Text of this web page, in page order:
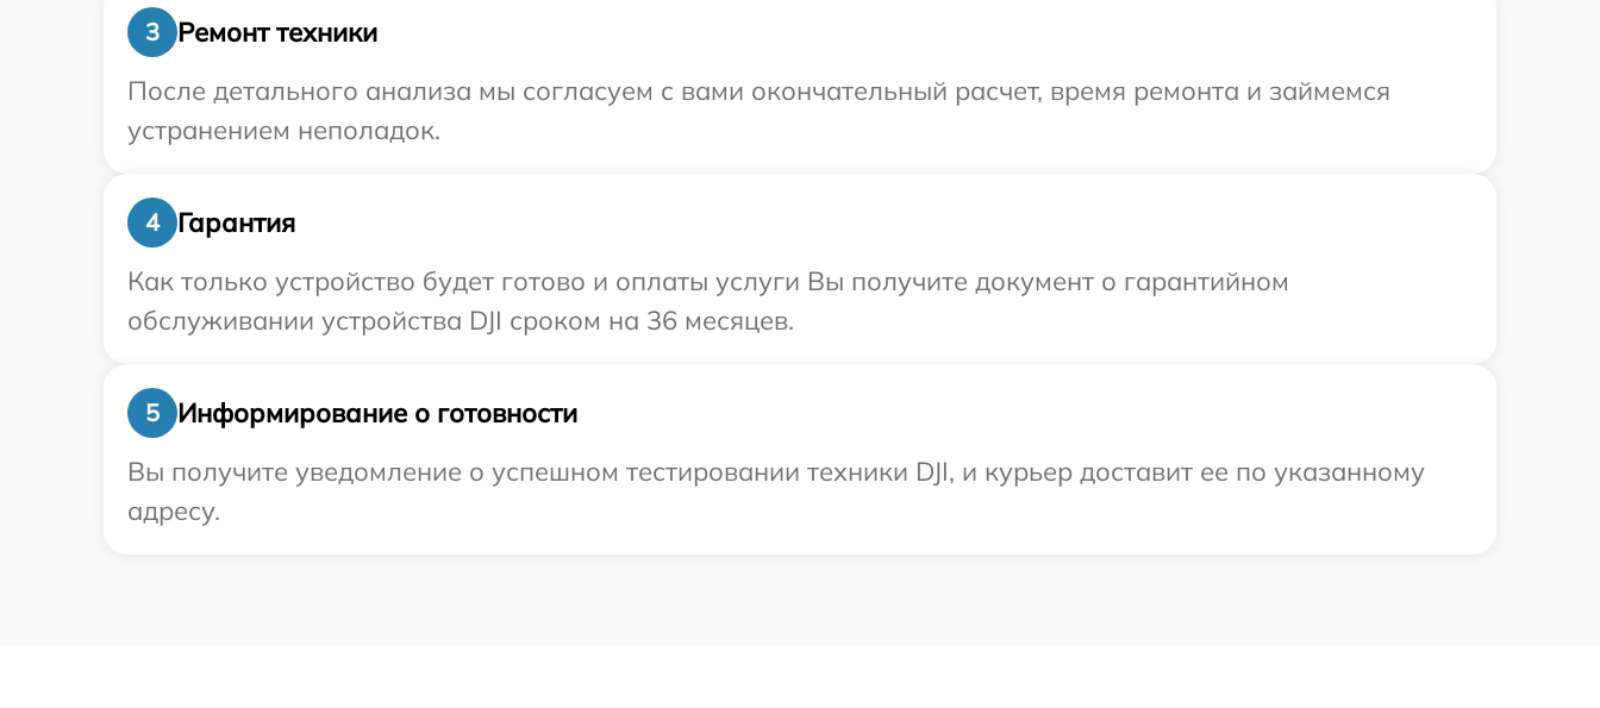
3
Ремонт техники
После детального анализа мы согласуем с вами окончательный расчет, время ремонта и займемся
устранением неполадок.
4
Гарантия
Как только устройство будет готово и оплаты услуги Вы получите документ о гарантийном
обслуживании устройства DJI сроком на 36 месяцев.
5
Информирование о готовности
Вы получите уведомление о успешном тестировании техники DJI, и курьер доставит ее по указанному
адресу.